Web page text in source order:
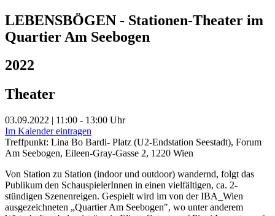
LEBENSBÖGEN - Stationen-Theater im
Quartier Am Seebogen
2022
Theater
03.09.2022 | 11:00 - 13:00 Uhr
Im Kalender eintragen
Treffpunkt: Lina Bo Bardi- Platz (U2-Endstation Seestadt), Forum
Am Seebogen, Eileen-Gray-Gasse 2, 1220 Wien
Von Station zu Station (indoor und outdoor) wandernd, folgt das
Publikum den SchauspielerInnen in einen vielfältigen, ca. 2-
stündigen Szenenreigen. Gespielt wird im von der IBA_Wien
ausgezeichneten „Quartier Am Seebogen", wo unter anderem